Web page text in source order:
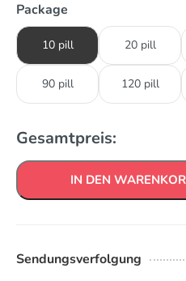
Package
10 pill 20 pill
90 pill 120 pill
Gesamtpreis:
IN DEN
Sendungsverfolgung